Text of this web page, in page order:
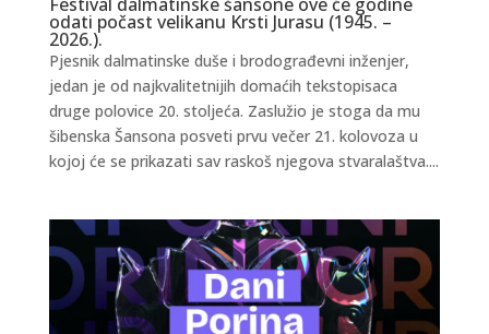
odati počast velikanu Krsti Jurasu (1945. –
2026.).
Pjesnik dalmatinske duše i brodograđevni inženjer,
jedan je od najkvalitetnijih domaćih tekstopisaca
druge polovice 20. stoljeća. Zaslužio je stoga da mu
šibenska Šansona posveti prvu večer 21. kolovoza u
kojoj će se prikazati sav raskoš njegova stvaralaštva....